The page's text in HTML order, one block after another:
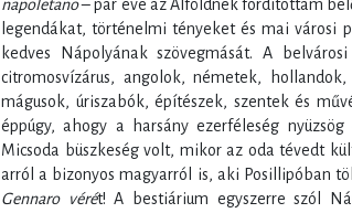
napoletano– pár éve az Alföldnek fordítottam
legendákat, történelmi tényeket és mai városi
kedves Nápolyának szövegmását. A
citromosvízárus, angolok, németek,
mágusok, úriszabók, építészek, szentek és
éppúgy, ahogy a harsány ezerféleség
Micsoda büszkeség volt, mikor az oda tévedt
arról a bizonyos magyarról is, aki Posillipóban
Gennaro vérét! A bestiárium egyszerre szól